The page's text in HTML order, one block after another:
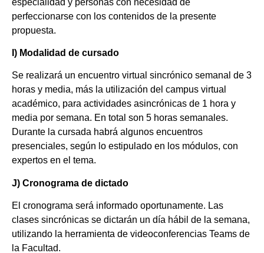
perfeccionarse con los contenidos de la presente
propuesta.
I) Modalidad de cursado
Se realizará un encuentro virtual sincrónico semanal de 3
horas y media, más la utilización del campus virtual
académico, para actividades asincrónicas de 1 hora y
media por semana. En total son 5 horas semanales.
Durante la cursada habrá algunos encuentros
presenciales, según lo estipulado en los módulos, con
expertos en el tema.
J) Cronograma de dictado
El cronograma será informado oportunamente. Las
clases sincrónicas se dictarán un día hábil de la semana,
utilizando la herramienta de videoconferencias Teams de
la Facultad.